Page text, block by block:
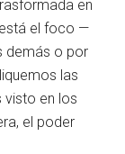
en
el foco —
demás o por
las
en los
el poder